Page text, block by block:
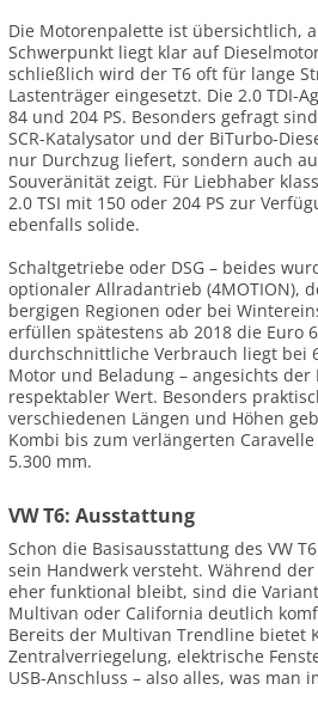
Die Motorenpalette ist übersichtlich,
Schwerpunkt liegt klar auf
schließlich wird der T6 oft für lange
Lastenträger eingesetzt. Die 2.0 TDI-
84 und 204 PS. Besonders gefragt
SCR-Katalysator und der BiTurbo-
nur Durchzug liefert, sondern auch
Souveränität zeigt. Für Liebhaber
2.0 TSI mit 150 oder 204 PS zur
ebenfalls solide.
Schaltgetriebe oder DSG – beides
optionaler Allradantrieb (4MOTION),
bergigen Regionen oder bei
erfüllen spätestens ab 2018 die Euro
durchschnittliche Verbrauch liegt bei
Motor und Beladung – angesichts der
respektabler Wert. Besonders
verschiedenen Längen und Höhen
Kombi bis zum verlängerten
5.300 mm.
VW T6: Ausstattung
Schon die Basisausstattung des VW
sein Handwerk versteht. Während
eher funktional bleibt, sind die
Multivan oder California deutlich
Bereits der Multivan Trendline bietet
Zentralverriegelung, elektrische
USB-Anschluss – also alles, was man